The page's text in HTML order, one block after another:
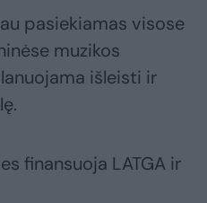
pasiekiamas visose
muzikos
išleisti ir
finansuoja LATGA ir